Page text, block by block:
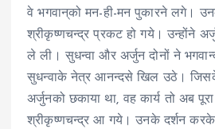
वे भगवान्‌को मन-ही-मन पुकारने लगे।
श्रीकृष्णचन्द्र प्रकट हो गये। उन्होंने
ले ली। सुधन्वा और अर्जुन दोनों ने
सुधन्वाके नेत्र आनन्दसे खिल उठे।
अर्जुनको छकाया था, वह कार्य तो अब
श्रीकृष्णचन्द्र आ गये। उनके दर्शन करके